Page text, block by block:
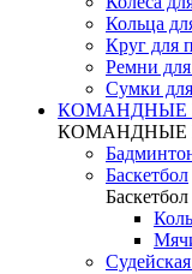
Кольца
Круг для
Ремни
Сумки
КОМАНДНЫЕ
КОМАНДНЫЕ
Баскетбол
Баскетбол